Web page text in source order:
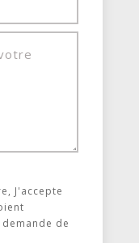
J'accepte
de